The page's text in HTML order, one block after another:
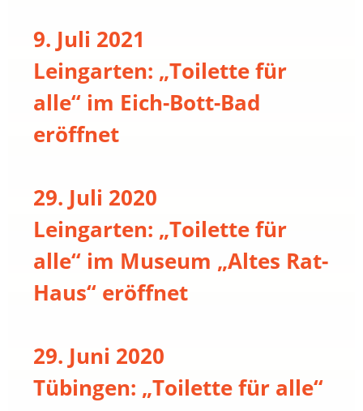
9. Juli 2021
Leingarten: „Toilette für
alle“ im Eich-Bott-Bad
eröffnet
29. Juli 2020
Leingarten: „Toilette für
alle“ im Museum „Altes Rat-
Haus“ eröffnet
29. Juni 2020
Tübingen: „Toilette für alle“